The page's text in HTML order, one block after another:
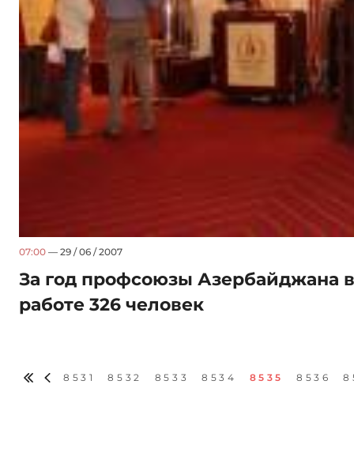
07:00 — 29 / 06 / 2007
За год профсоюзы Азербайджана
работе 326 человек
8531 8532 8533 8534 8535 8536